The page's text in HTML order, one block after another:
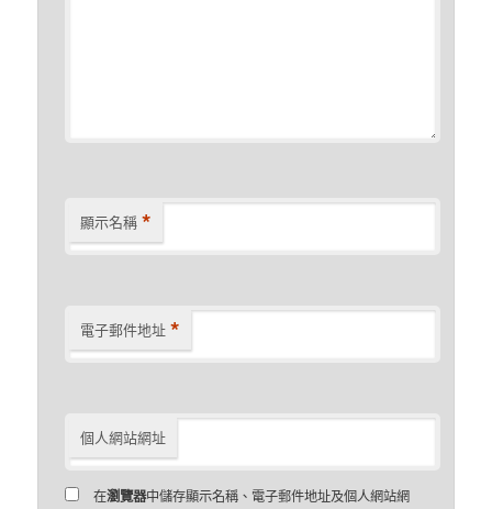
顯示名稱 *
電子郵件地址 *
個人網站網址
在瀏覽器中儲存顯示名稱、電子郵件地址及個人網站網